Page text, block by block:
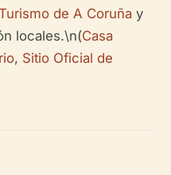
de A Coruña y
locales.\n(Casa
, Sitio Oficial de